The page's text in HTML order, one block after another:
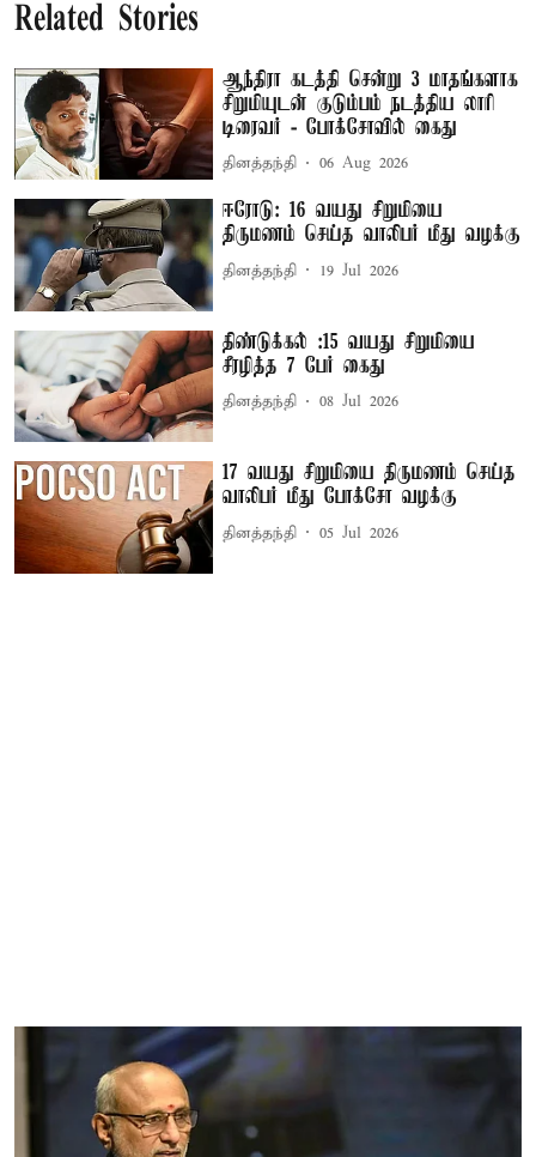
Related Stories
ஆந்திரா கடத்தி சென்று 3 மாதங்களாக
சிறுமியுடன் குடும்பம் நடத்திய லாரி
டிரைவர் - போக்சோவில் கைது
தினத்தந்தி 06 Aug 2026
ஈரோடு: 16 வயது சிறுமியை
திருமணம் செய்த வாலிபர் மீது வழக்கு
தினத்தந்தி 19 Jul 2026
திண்டுக்கல் :15 வயது சிறுமியை
சீரழித்த 7 பேர் கைது
தினத்தந்தி 08 Jul 2026
17 வயது சிறுமியை திருமணம் செய்த
வாலிபர் மீது போக்சோ வழக்கு
தினத்தந்தி 05 Jul 2026